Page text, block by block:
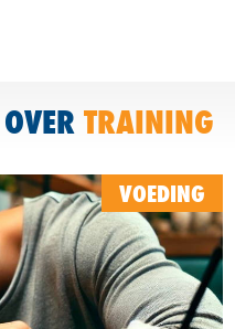
TRAINING
VOEDING